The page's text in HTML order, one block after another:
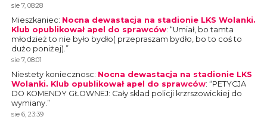
sie 7, 08:28
Mieszkaniec: Nocna dewastacja na stadionie LKS Wolanki.
Klub opublikował apel do sprawców: “Umiał, bo tamta
młodzież to nie było bydło( przepraszam bydło, bo to coś to
dużo poniżej). ”
sie 7, 08:01
Niestety koniecznosc: Nocna dewastacja na stadionie LKS
Wolanki. Klub opublikował apel do sprawców: “PETYCJA
DO KOMENDY GŁOWNEJ: Cały sklad policji krzrszowickiej do
wymiany. ”
sie 6, 23:39